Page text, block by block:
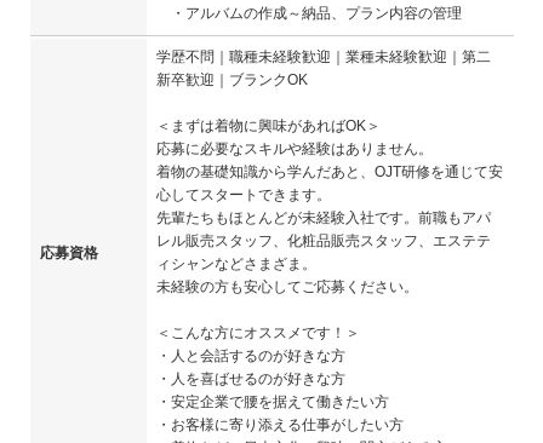
・アルバムの作成～納品、プラン内容の管理
応募資格
学歴不問｜職種未経験歓迎｜業種未経験歓迎｜第二
新卒歓迎｜ブランクOK
＜まずは着物に興味があればOK＞
応募に必要なスキルや経験はありません。
着物の基礎知識から学んだあと、OJT研修を通じて安
心してスタートできます。
先輩たちもほとんどが未経験入社です。前職もアパ
レル販売スタッフ、化粧品販売スタッフ、エステテ
ィシャンなどさまざま。
未経験の方も安心してご応募ください。
＜こんな方にオススメです！＞
・人と会話するのが好きな方
・人を喜ばせるのが好きな方
・安定企業で腰を据えて働きたい方
・お客様に寄り添える仕事がしたい方